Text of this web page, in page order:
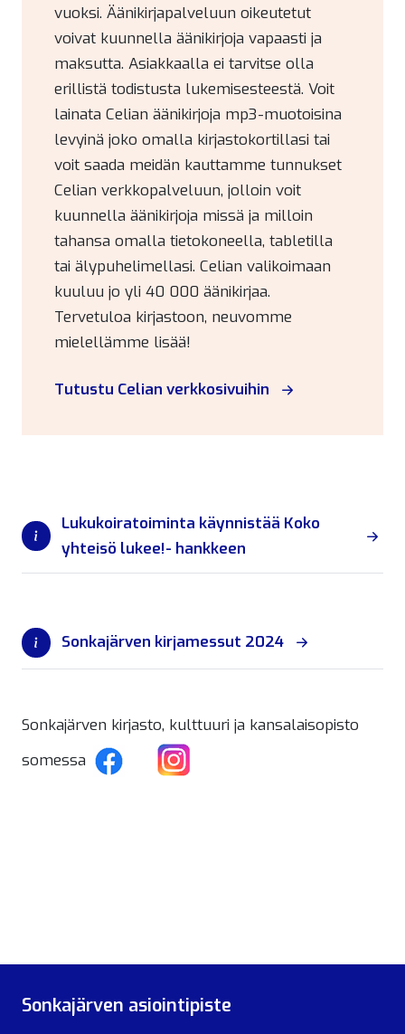
vuoksi. Äänikirjapalveluun oikeutetut
voivat kuunnella äänikirjoja vapaasti ja
maksutta. Asiakkaalla ei tarvitse olla
erillistä todistusta lukemisesteestä. Voit
lainata Celian äänikirjoja mp3-muotoisina
levyinä joko omalla kirjastokortillasi tai
voit saada meidän kauttamme tunnukset
Celian verkkopalveluun, jolloin voit
kuunnella äänikirjoja missä ja milloin
tahansa omalla tietokoneella, tabletilla
tai älypuhelimellasi. Celian valikoimaan
kuuluu jo yli 40 000 äänikirjaa.
Tervetuloa kirjastoon, neuvomme
mielellämme lisää!
Tutustu Celian verkkosivuihin
Lukukoiratoiminta käynnistää Koko
yhteisö lukee!- hankkeen
Sonkajärven kirjamessut 2024
Sonkajärven kirjasto, kulttuuri ja kansalaisopisto
somessa
Sonkajärven asiointipiste